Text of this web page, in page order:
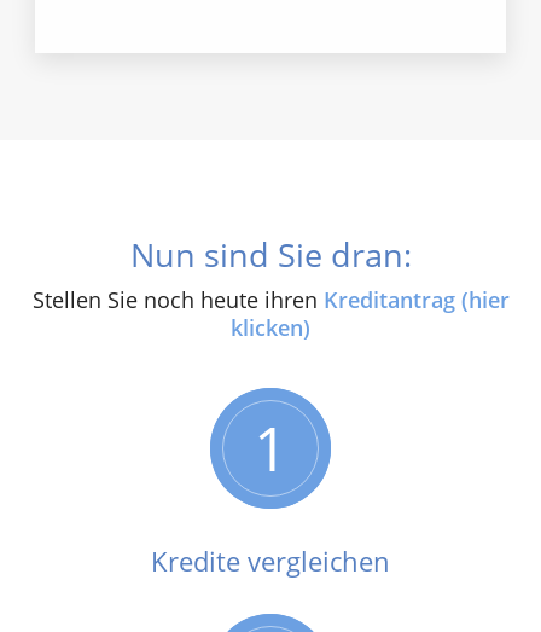
Nun sind Sie dran:
Stellen Sie noch heute ihren Kreditantrag (hier
klicken)
1
Kredite vergleichen